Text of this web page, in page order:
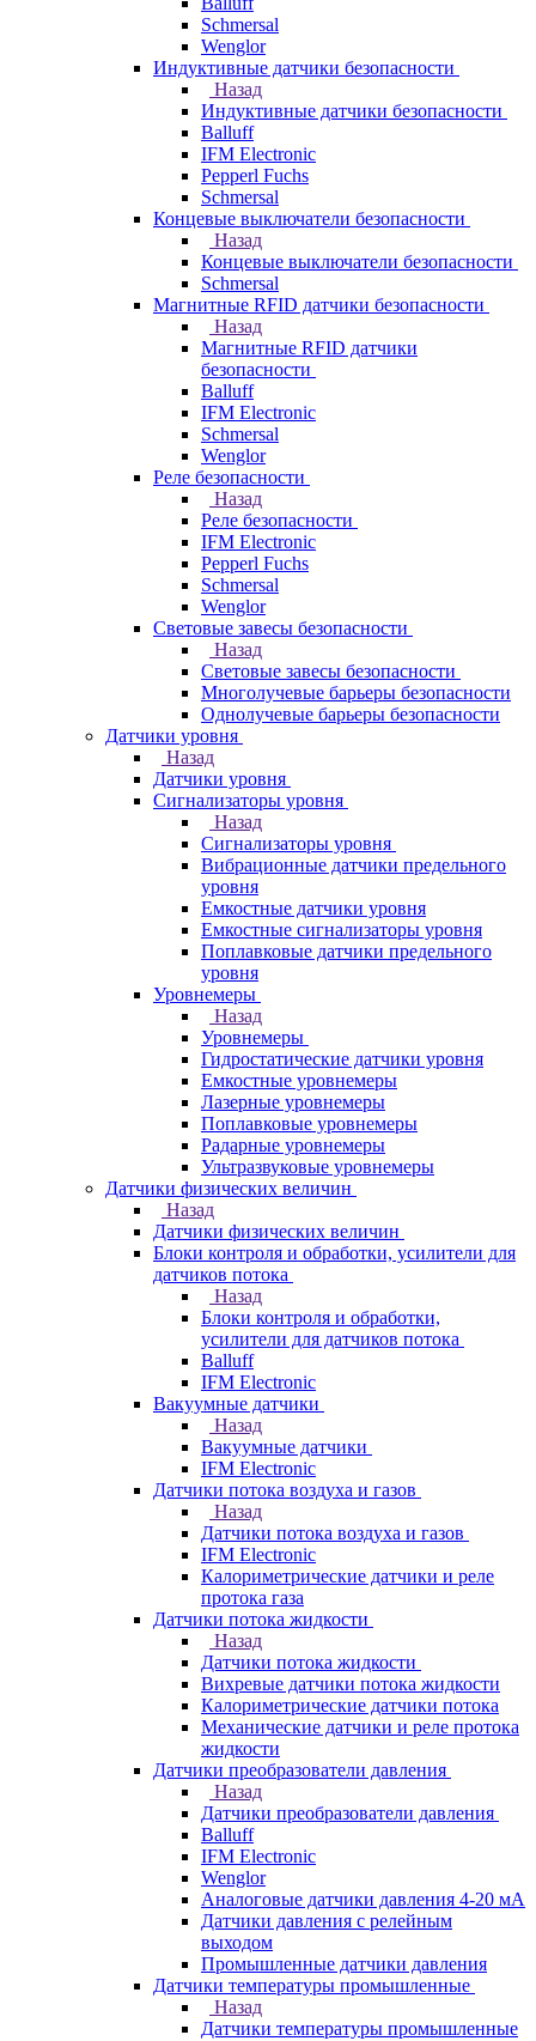
Schmersal
Wenglor
Индуктивные датчики безопасности
Назад
Индуктивные датчики безопасности
Balluff
IFM Electronic
Pepperl Fuchs
Schmersal
Концевые выключатели безопасности
Назад
Концевые выключатели безопасности
Schmersal
Магнитные RFID датчики безопасности
Назад
Магнитные RFID датчики
безопасности
Balluff
IFM Electronic
Schmersal
Wenglor
Реле безопасности
Назад
Реле безопасности
IFM Electronic
Pepperl Fuchs
Schmersal
Wenglor
Световые завесы безопасности
Назад
Световые завесы безопасности
Многолучевые барьеры безопасности
Однолучевые барьеры безопасности
Датчики уровня
Назад
Датчики уровня
Сигнализаторы уровня
Назад
Сигнализаторы уровня
Вибрационные датчики предельного
уровня
Емкостные датчики уровня
Емкостные сигнализаторы уровня
Поплавковые датчики предельного
уровня
Уровнемеры
Назад
Уровнемеры
Гидростатические датчики уровня
Емкостные уровнемеры
Лазерные уровнемеры
Поплавковые уровнемеры
Радарные уровнемеры
Ультразвуковые уровнемеры
Датчики физических величин
Назад
Датчики физических величин
Блоки контроля и обработки, усилители для
датчиков потока
Назад
Блоки контроля и обработки,
усилители для датчиков потока
Balluff
IFM Electronic
Вакуумные датчики
Назад
Вакуумные датчики
IFM Electronic
Датчики потока воздуха и газов
Назад
Датчики потока воздуха и газов
IFM Electronic
Калориметрические датчики и реле
протока газа
Датчики потока жидкости
Назад
Датчики потока жидкости
Вихревые датчики потока жидкости
Калориметрические датчики потока
Механические датчики и реле протока
жидкости
Датчики преобразователи давления
Назад
Датчики преобразователи давления
Balluff
IFM Electronic
Wenglor
Аналоговые датчики давления 4-20 мА
Датчики давления с релейным
выходом
Промышленные датчики давления
Датчики температуры промышленные
Назад
Датчики температуры промышленные